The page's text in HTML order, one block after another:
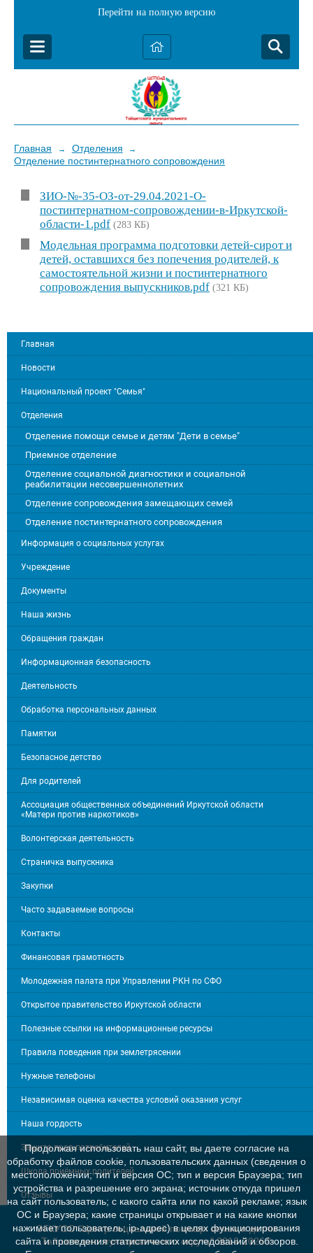
Перейти на полную версию
Главная → Отделения →
Отделение постинтернатного сопровождения
ЗИО-№-35-ОЗ-от-29.04.2021-О-
постинтернатном-сопровождении-в-Иркутской-
области-1.pdf (283 КБ)
Модельная программа подготовки детей-сирот и
детей, оставшихся без попечения родителей, к
самостоятельной жизни и постинтернатного
сопровождения выпускников.pdf (321 КБ)
Главная
Новости
Национальный проект "Семья"
Отделения
Отделение помощи семье и детям "Дети в семье"
Приемное отделение
Отделение социальной диагностики и социальной
реабилитации несовершеннолетних
Отделение сопровождения замещающих семей
Отделение постинтернатного сопровождения
Информация о социальных услугах
Учреждение
Документы
Наша жизнь
Обращения граждан
Информационная безопасность
Деятельность
Обработка персональных данных
Памятки
Безопасное детство
Для родителей
Ассоциация общественных объединений Иркутской области
«Матери против наркотиков»
Волонтерская деятельность
Страничка выпускника
Закупки
Часто задаваемые вопросы
Контакты
Финансовая грамотность
Молодежная палата при Управлении РКН по СФО
Открытое правительство Иркутской области
Полезные ссылки на информационные ресурсы
Правила поведения при землетрясении
Нужные телефоны
Независимая оценка качества условий оказания услуг
Наша гордость
Защита прав потребителей
Школа приёмных родителей
Отзывы
ОГКУСО "Центр социальной помощи семье и детям
Тайшетского мунициапльного округа" 2013-2026©
Продолжая использовать наш сайт, вы даете согласие на
обработку файлов cookie, пользовательских данных (сведения о
местоположении; тип и версия ОС; тип и версия Браузера; тип
устройства и разрешение его экрана; источник откуда пришел
на сайт пользователь; с какого сайта или по какой рекламе; язык
ОС и Браузера; какие страницы открывает и на какие кнопки
нажимает пользователь; ip-адрес) в целях функционирования
сайта и проведения статистических исследований и обзоров.